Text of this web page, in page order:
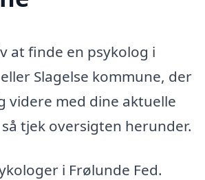
at finde en psykolog i
Slagelse kommune, der
videre med dine aktuelle
tjek oversigten herunder.
i Frølunde Fed.